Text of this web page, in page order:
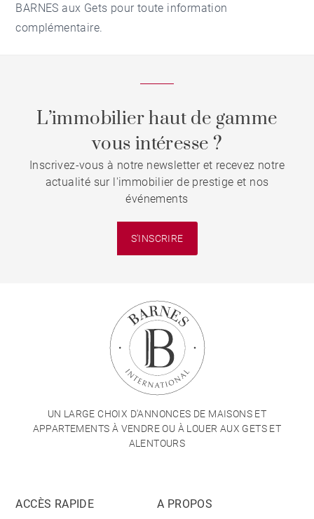
BARNES aux Gets pour toute information
complémentaire.
L’immobilier haut de gamme
vous intéresse ?
Inscrivez-vous à notre newsletter et recevez notre
actualité sur l'immobilier de prestige et nos
événements
S'INSCRIRE
UN LARGE CHOIX D'ANNONCES DE MAISONS ET
APPARTEMENTS À VENDRE OU À LOUER AUX GETS ET
ALENTOURS
ACCÈS RAPIDE
A PROPOS